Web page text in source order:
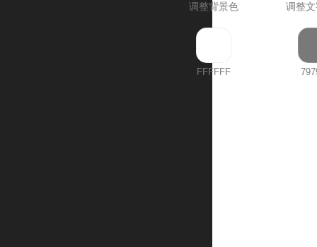
调整背景色 调整